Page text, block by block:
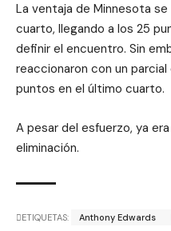
La ventaja de Minnesota
cuarto, llegando a los 25
definir el encuentro. Sin
reaccionaron con un
puntos en el último cuarto.
A pesar del esfuerzo, ya
eliminación.
ETIQUETAS: Anthony Edwards